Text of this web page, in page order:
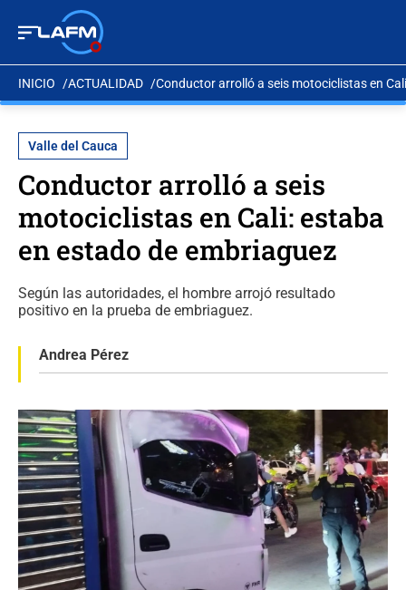
INICIO ACTUALIDAD Conductor arrolló a seis motociclistas en
Valle del Cauca
Conductor arrolló a seis
motociclistas en Cali: estaba
en estado de embriaguez
Según las autoridades, el hombre arrojó resultado
positivo en la prueba de embriaguez.
Andrea Pérez